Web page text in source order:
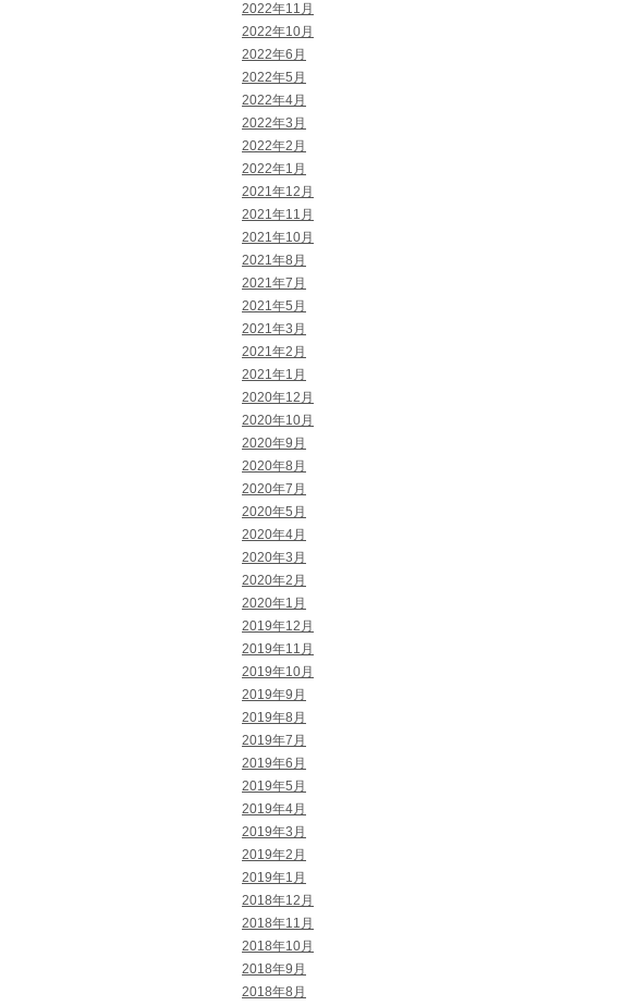
2022年11月
2022年10月
2022年6月
2022年5月
2022年4月
2022年3月
2022年2月
2022年1月
2021年12月
2021年11月
2021年10月
2021年8月
2021年7月
2021年5月
2021年3月
2021年2月
2021年1月
2020年12月
2020年10月
2020年9月
2020年8月
2020年7月
2020年5月
2020年4月
2020年3月
2020年2月
2020年1月
2019年12月
2019年11月
2019年10月
2019年9月
2019年8月
2019年7月
2019年6月
2019年5月
2019年4月
2019年3月
2019年2月
2019年1月
2018年12月
2018年11月
2018年10月
2018年9月
2018年8月